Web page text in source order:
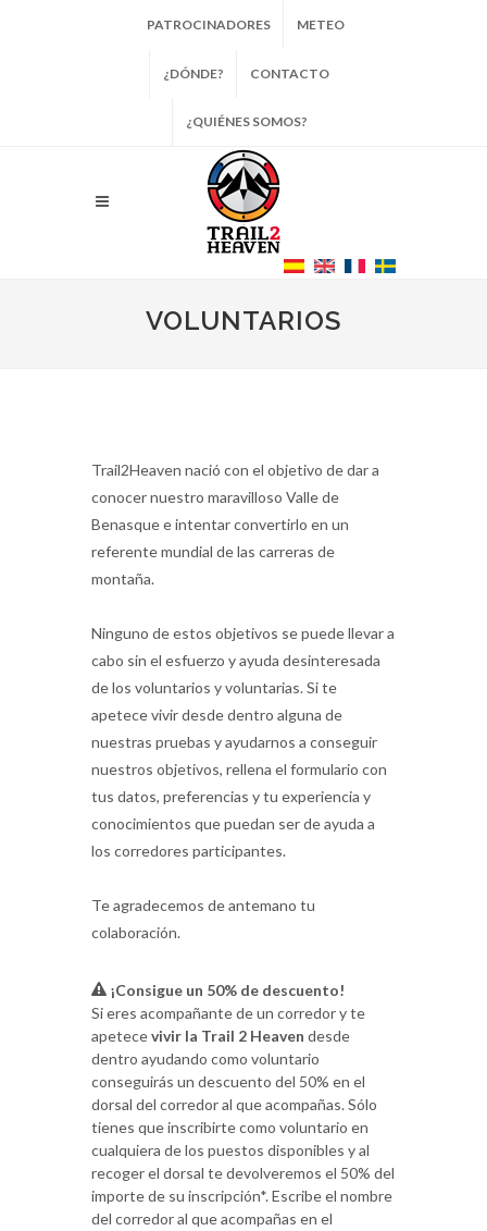
PATROCINADORES METEO
¿DÓNDE? CONTACTO
¿QUIÉNES SOMOS?
VOLUNTARIOS
Trail2Heaven nació con el objetivo de dar a
conocer nuestro maravilloso Valle de
Benasque e intentar convertirlo en un
referente mundial de las carreras de
montaña.
Ninguno de estos objetivos se puede llevar a
cabo sin el esfuerzo y ayuda desinteresada
de los voluntarios y voluntarias. Si te
apetece vivir desde dentro alguna de
nuestras pruebas y ayudarnos a conseguir
nuestros objetivos, rellena el formulario con
tus datos, preferencias y tu experiencia y
conocimientos que puedan ser de ayuda a
los corredores participantes.
Te agradecemos de antemano tu
colaboración.
¡Consigue un 50% de descuento!
Si eres acompañante de un corredor y te
apetecevivir la Trail 2 Heaven desde
dentro ayudando como voluntario
conseguirás un descuento del 50% en el
dorsal del corredor al que acompañas. Sólo
tienes que inscribirte como voluntario en
cualquiera de los puestos disponibles y al
recoger el dorsal te devolveremos el 50% del
importe de su inscripción*. Escribe el nombre
del corredor al que acompañas en el